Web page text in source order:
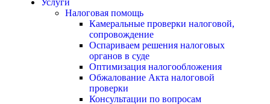
Услуги
Налоговая помощь
Камеральные проверки налоговой,
сопровождение
Оспариваем решения налоговых
органов в суде
Оптимизация налогообложения
Обжалование Акта налоговой
проверки
Консультации по вопросам